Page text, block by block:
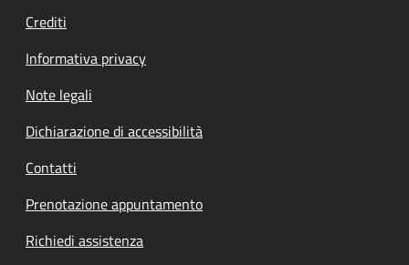
Crediti
Informativa privacy
Note legali
Dichiarazione di accessibilità
Contatti
Prenotazione appuntamento
Richiedi assistenza